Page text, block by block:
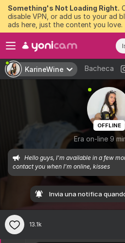
Something's Not Loading Right.
disable VPN, or add us to your ad
ads here, just the content you love.
KarineWine Bacheca
OFFLINE
Era on-line 9
Hello guys, I'm available in a few
contact you when I'm online, kisses
Invia una notifica
13.1k